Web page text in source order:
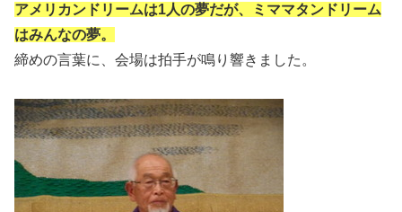
アメリカンドリームは1人の夢だが、ミママタンドリーム
はみんなの夢。
締めの言葉に、会場は拍手が鳴り響きました。